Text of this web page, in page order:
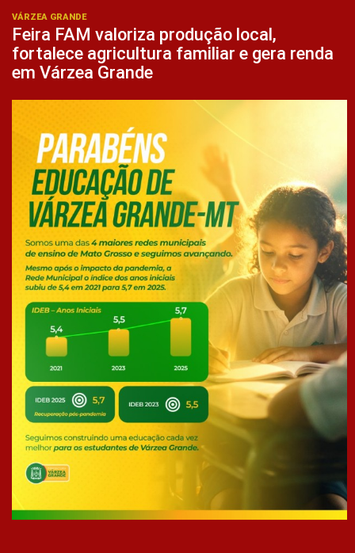
VÁRZEA GRANDE
Feira FAM valoriza produção local,
fortalece agricultura familiar e gera renda
em Várzea Grande